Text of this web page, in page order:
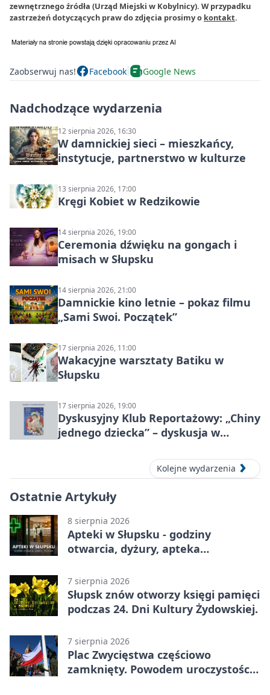
zewnętrznego źródła (Urząd Miejski w Kobylnicy). W przypadku
zastrzeżeń dotyczących praw do zdjęcia prosimy o kontakt.
Zaobserwuj nas! Facebook Google News
Nadchodzące wydarzenia
12 sierpnia 2026, 16:30
W damnickiej sieci – mieszkańcy,
instytucje, partnerstwo w kulturze
13 sierpnia 2026, 17:00
Kręgi Kobiet w Redzikowie
14 sierpnia 2026, 19:00
Ceremonia dźwięku na gongach i
misach w Słupsku
14 sierpnia 2026, 21:00
Damnickie kino letnie – pokaz filmu
„Sami Swoi. Początek”
17 sierpnia 2026, 11:00
Wakacyjne warsztaty Batiku w
Słupsku
17 sierpnia 2026, 19:00
Dyskusyjny Klub Reportażowy: „Chiny
jednego dziecka” – dyskusja w
Kolejne wydarzenia
Ostatnie Artykuły
8 sierpnia 2026
Apteki w Słupsku - godziny
otwarcia, dyżury, apteka
7 sierpnia 2026
Słupsk znów otworzy księgi pamięci
podczas 24. Dni Kultury Żydowskiej.
7 sierpnia 2026
Plac Zwycięstwa częściowo
zamknięty. Powodem uroczystości